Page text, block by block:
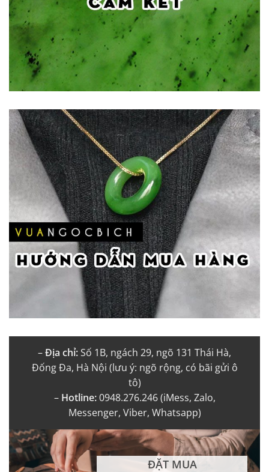
–Địa chỉ:Số 1B, ngách 29, ngõ 131 Thái Hà,
Đống Đa, Hà Nội (lưu ý: ngõ rộng, có bãi gửi ô
tô)
– Hotline:0948.276.246 (iMess, Zalo,
Messenger, Viber, Whatsapp)
ĐẶT MUA